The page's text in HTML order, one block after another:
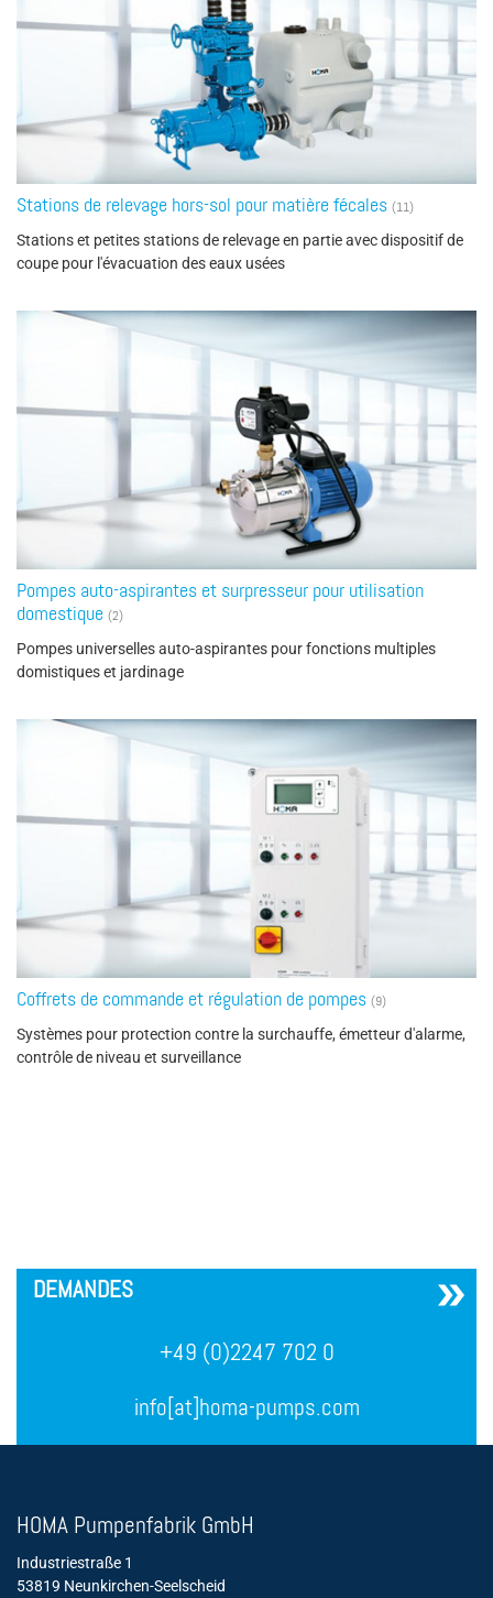
Stations de relevage hors-sol pour matière fécales (11)
Stations et petites stations de relevage en partie avec dispositif de
coupe pour l'évacuation des eaux usées
Pompes auto-aspirantes et surpresseur pour utilisation
domestique (2)
Pompes universelles auto-aspirantes pour fonctions multiples
domistiques et jardinage
Coffrets de commande et régulation de pompes (9)
Systèmes pour protection contre la surchauffe, émetteur d'alarme,
contrôle de niveau et surveillance
DEMANDES
+49 (0)2247 702 0
info[at]homa-pumps.com
HOMA Pumpenfabrik GmbH
Industriestraße 1
53819 Neunkirchen-Seelscheid